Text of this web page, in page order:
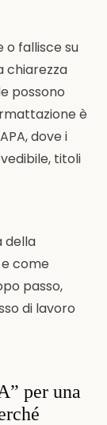
o fallisce su
chiarezza
possono
è
dove i
titoli
della
come
passo,
di lavoro
per una